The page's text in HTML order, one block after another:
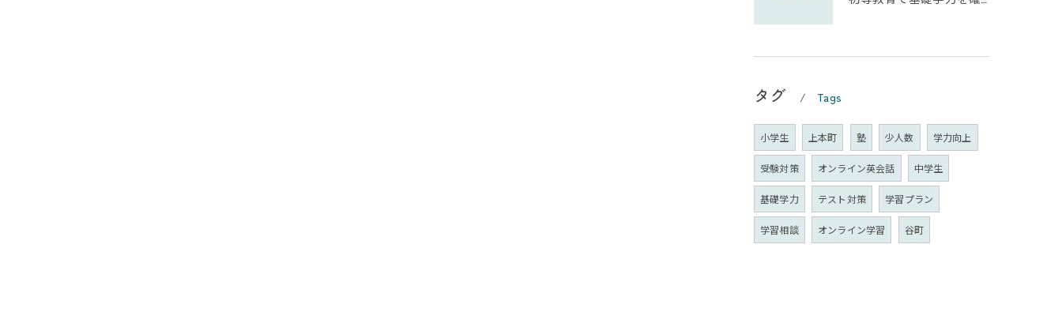
タグ Tags
小学生 上本町 塾 少人数 学力向上
受験対策 オンライン英会話 中学生
基礎学力 テスト対策 学習プラン
学習相談 オンライン学習 谷町